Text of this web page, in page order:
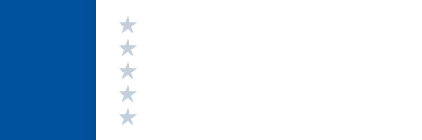
Valutazione